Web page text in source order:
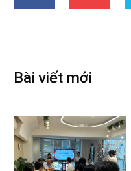
Bài viết mới